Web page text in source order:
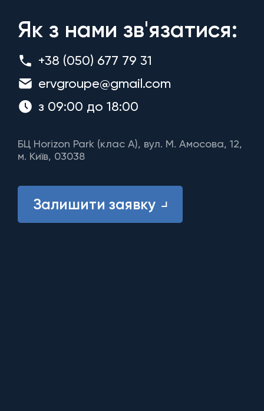
Як з нами зв'язатися:
+38 (050) 677 79 31
ervgroupe@gmail.com
з 09:00 до 18:00
БЦ Horizon Park (клас A), вул. М. Амосова, 12,
м. Київ, 03038
Залишити заявку